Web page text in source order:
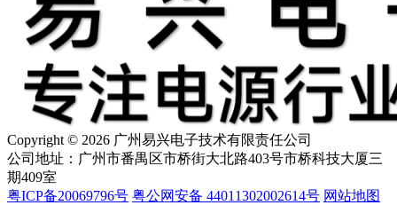
Copyright © 2026 广州易兴电子技术有限责任公司
公司地址：广州市番禺区市桥街大北路403号市桥科技大厦三
期409室
粤ICP备20069796号 粤公网安备 44011302002614号 网站地图